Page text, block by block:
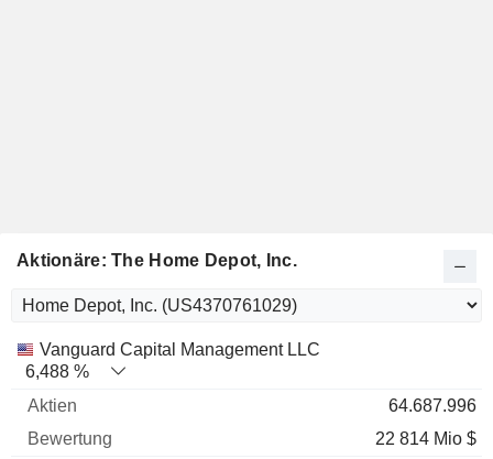
Aktionäre: The Home Depot, Inc.
Name Aktien % Bewertung
Vanguard Capital Management LLC
6,488 %
64.687.996
22 814 Mio $